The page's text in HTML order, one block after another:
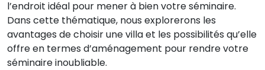
l’endroit idéal pour mener à bien votre séminaire.
Dans cette thématique, nous explorerons les
avantages de choisir une villa et les possibilités qu’elle
offre en termes d’aménagement pour rendre votre
séminaire inoubliable.